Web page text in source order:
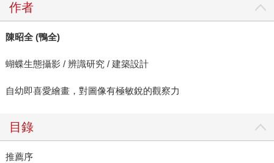
作者
陳昭全(鴨全)
蝴蝶生態攝影 / 辨識研究 / 建築設計
自幼即喜愛繪畫，對圖像有極敏銳的觀察力
目錄
推薦序